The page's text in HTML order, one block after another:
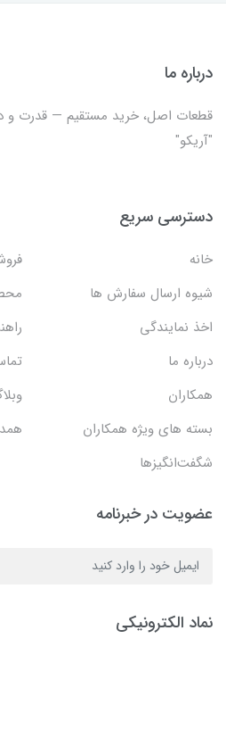
درباره ما
قطعات اصل، خرید مستقیم — قدرت و
"آریکو"
دسترسی سریع
خانه
شیوه ارسال سفارش ها
اخذ نمایندگی
درباره ما
همکاران
بسته های ویژه همکاران
شگفت‌انگیزها
عضویت در خبرنامه
نماد الکترونیکی